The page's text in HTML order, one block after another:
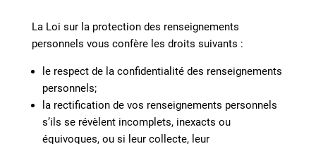
La Loi sur la protection des renseignements
personnels vous confère les droits suivants :
le respect de la confidentialité des renseignements
personnels;
la rectification de vos renseignements personnels
s’ils se révèlent incomplets, inexacts ou
équivoques, ou si leur collecte, leur